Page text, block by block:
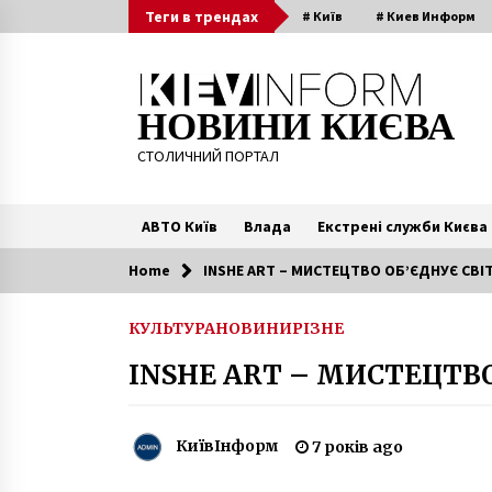
to
Теги в трендах # Київ # Киев Информ
НОВИНИ КИЄВА
СТОЛИЧНИЙ ПОРТАЛ
АВТО Київ Влада Екстрені служби Києва
Читають зараз
оновити приміські електрички
Києва
Дом сестер милосердия: киевское
Home INSHE ART – МИСТЕЦТВО ОБ’ЄДНУЄ
КУЛЬТУРАНОВИНИРІЗНЕ
INSHE ART –
КиївІнформ 7 років ago